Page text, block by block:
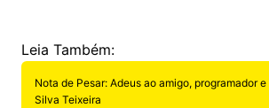
Leia Também:
Nota de Pesar: Adeus ao amigo, programador
Silva Teixeira